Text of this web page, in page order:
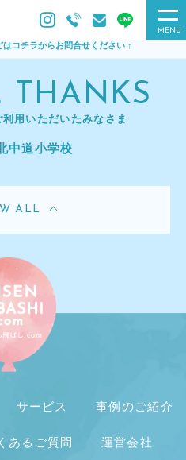
はコチラからお問合せください ↑
MENU
THANKS
用いただいたみなさま
中道小学校
ALL
サービス 事例のご紹介
あるご質問 運営会社